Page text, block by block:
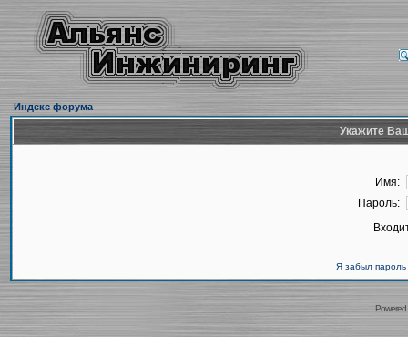
Индекс форума
Укажите
Имя:
Пароль:
Я забыл пароль